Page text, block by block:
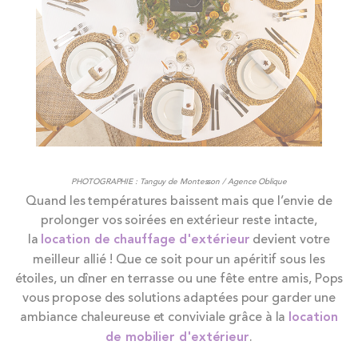
PHOTOGRAPHIE : Tanguy de Montesson / Agence Oblique
Quand les températures baissent mais que l’envie de
prolonger vos soirées en extérieur reste intacte,
la location de chauffage d'extérieur devient votre
meilleur allié ! Que ce soit pour un apéritif sous les
étoiles, un dîner en terrasse ou une fête entre amis, Pops
vous propose des solutions adaptées pour garder une
ambiance chaleureuse et conviviale grâce à la location
de mobilier d'extérieur.